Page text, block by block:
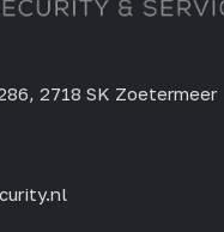
2718 SK Zoetermeer